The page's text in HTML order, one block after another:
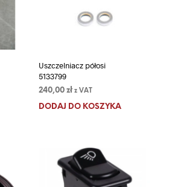
Uszczelniacz półosi
5133799
240,00 zł z VAT
DODAJ DO KOSZYKA